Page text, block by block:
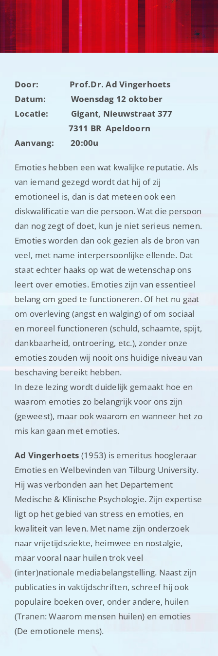
Nieuwsbrieven
Contact
Door: Prof.Dr. Ad Vingerhoets
Datum: Woensdag 12 oktober
Locatie: Gigant, Nieuwstraat 377
7311 BR Apeldoorn
Aanvang: 20:00u
Emoties hebben een wat kwalijke reputatie. Als
van iemand gezegd wordt dat hij of zij
emotioneel is, dan is dat meteen ook een
diskwalificatie van die persoon. Wat die persoon
dan nog zegt of doet, kun je niet serieus nemen.
Emoties worden dan ook gezien als de bron van
veel, met name interpersoonlijke ellende. Dat
staat echter haaks op wat de wetenschap ons
leert over emoties. Emoties zijn van essentieel
belang om goed te functioneren. Of het nu gaat
om overleving (angst en walging) of om sociaal
en moreel functioneren (schuld, schaamte, spijt,
dankbaarheid, ontroering, etc.), zonder onze
emoties zouden wij nooit ons huidige niveau van
beschaving bereikt hebben.
In deze lezing wordt duidelijk gemaakt hoe en
waarom emoties zo belangrijk voor ons zijn
(geweest), maar ook waarom en wanneer het zo
mis kan gaan met emoties.
Ad Vingerhoets (1953) is emeritus hoogleraar
Emoties en Welbevinden van Tilburg University.
Hij was verbonden aan het Departement
Medische & Klinische Psychologie. Zijn expertise
ligt op het gebied van stress en emoties, en
kwaliteit van leven. Met name zijn onderzoek
naar vrijetijdsziekte, heimwee en nostalgie,
maar vooral naar huilen trok veel
(inter)nationale mediabelangstelling. Naast zijn
publicaties in vaktijdschriften, schreef hij ook
populaire boeken over, onder andere, huilen
(Tranen: Waarom mensen huilen) en emoties
(De emotionele mens).